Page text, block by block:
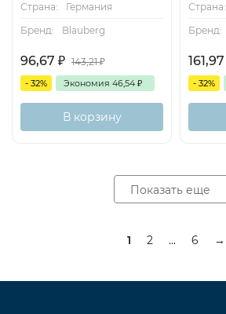
Страна:
Германия
Бренд:
Blauberg
96,67 ₽ 143,21₽
- 32% Экономия 46,54 ₽
В корзину
Страна:
Бренд:
161,97
- 32%
Показать еще
1 2 ... 6 →